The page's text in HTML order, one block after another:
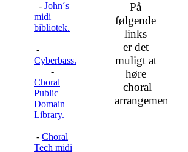
- John´s
midi
bibliotek.
-
Cyberbass.
-
Choral
Public
Domain
Library.
- Choral
Tech midi
På
følgende
links
er det
muligt at
høre
choral
arrangementer.